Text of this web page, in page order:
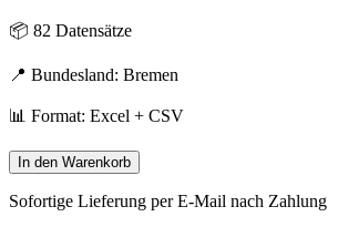
📦 82 Datensätze
📍 Bundesland: Bremen
📊 Format: Excel + CSV
In den Warenkorb
Sofortige Lieferung per E-Mail nach Zahlung